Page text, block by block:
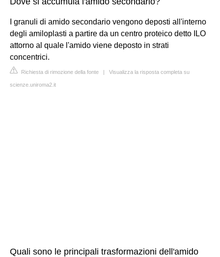
I granuli di amido secondario vengono deposti all'interno
degli amiloplasti a partire da un centro proteico detto ILO
attorno al quale l'amido viene deposto in strati
concentrici.
Richiesta di rimozione della fonte | Visualizza la risposta completa su
scienze.uniroma2.it
Quali sono le principali trasformazioni dell'amido